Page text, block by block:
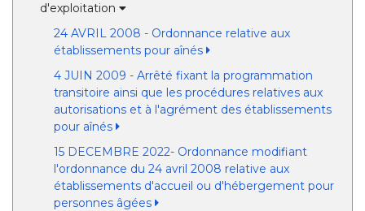
d'exploitation
24 AVRIL 2008 - Ordonnance relative aux
établissements pour aînés
4 JUIN 2009 - Arrêté fixant la programmation
transitoire ainsi que les procédures relatives aux
autorisations et à l'agrément des établissements
pour aînés
15 DECEMBRE 2022- Ordonnance modifiant
l'ordonnance du 24 avril 2008 relative aux
établissements d'accueil ou d'hébergement pour
personnes âgées